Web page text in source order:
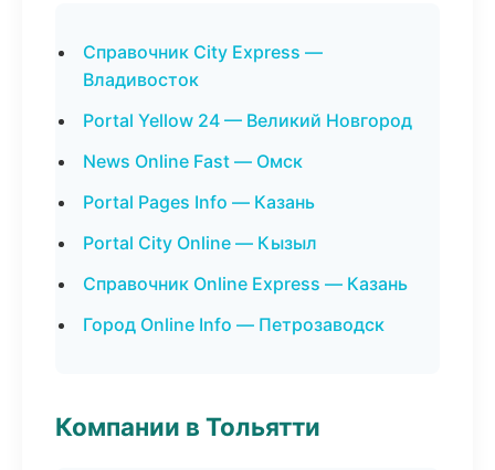
Справочник City Express —
Владивосток
Portal Yellow 24 — Великий Новгород
News Online Fast — Омск
Portal Pages Info — Казань
Portal City Online — Кызыл
Справочник Online Express — Казань
Город Online Info — Петрозаводск
Компании в Тольятти